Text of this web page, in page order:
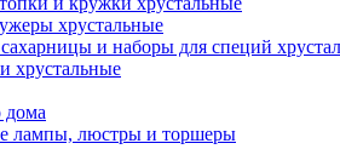
хрустальные
и наборы для специй
хрустальные
дома
лампы, люстры и торшеры